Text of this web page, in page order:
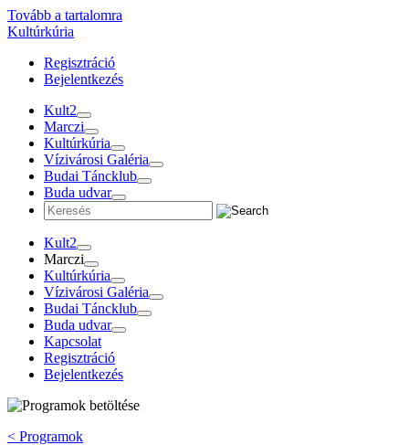
Tovább a tartalomra
Kultúrkúria
Regisztráció
Bejelentkezés
Kult2
Marczi
Kultúrkúria
Vízivárosi Galéria
Budai Táncklub
Buda udvar
Kult2
Marczi
Kultúrkúria
Vízivárosi Galéria
Budai Táncklub
Buda udvar
Kapcsolat
Regisztráció
Bejelentkezés
< Programok